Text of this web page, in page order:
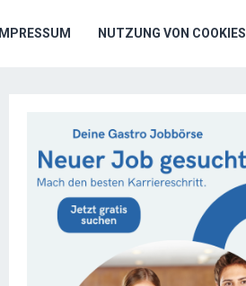
IMPRESSUM NUTZUNG VON COOKIES